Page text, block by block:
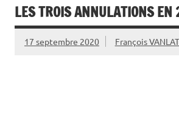
LES TROIS ANNULATIONS
17 septembre 2020 François